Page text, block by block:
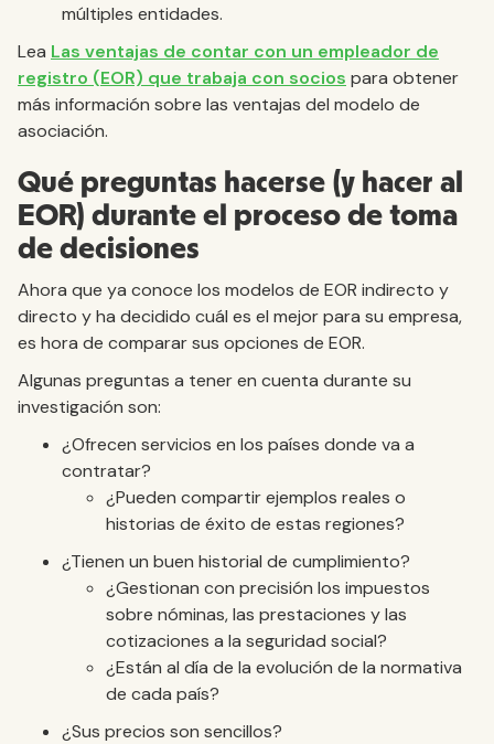
múltiples entidades.
Lea Las ventajas de contar con un empleador de
registro (EOR) que trabaja con socios para obtener
más información sobre las ventajas del modelo de
asociación.
Qué preguntas hacerse (y hacer al
EOR) durante el proceso de toma
de decisiones
Ahora que ya conoce los modelos de EOR indirecto y
directo y ha decidido cuál es el mejor para su empresa,
es hora de comparar sus opciones de EOR.
Algunas preguntas a tener en cuenta durante su
investigación son:
¿Ofrecen servicios en los países donde va a
contratar?
¿Pueden compartir ejemplos reales o
historias de éxito de estas regiones?
¿Tienen un buen historial de cumplimiento?
¿Gestionan con precisión los impuestos
sobre nóminas, las prestaciones y las
cotizaciones a la seguridad social?
¿Están al día de la evolución de la normativa
de cada país?
¿Sus precios son sencillos?